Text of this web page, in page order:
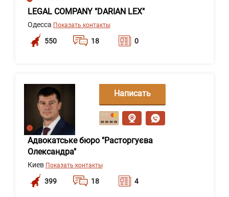
LEGAL COMPANY "DARIAN LEX"
Одесса Показать контакты
550 18 0
Адвокатське бюро "Расторгуєва
Олександра"
Киев Показать контакты
399 18 4
Написать
сообщение